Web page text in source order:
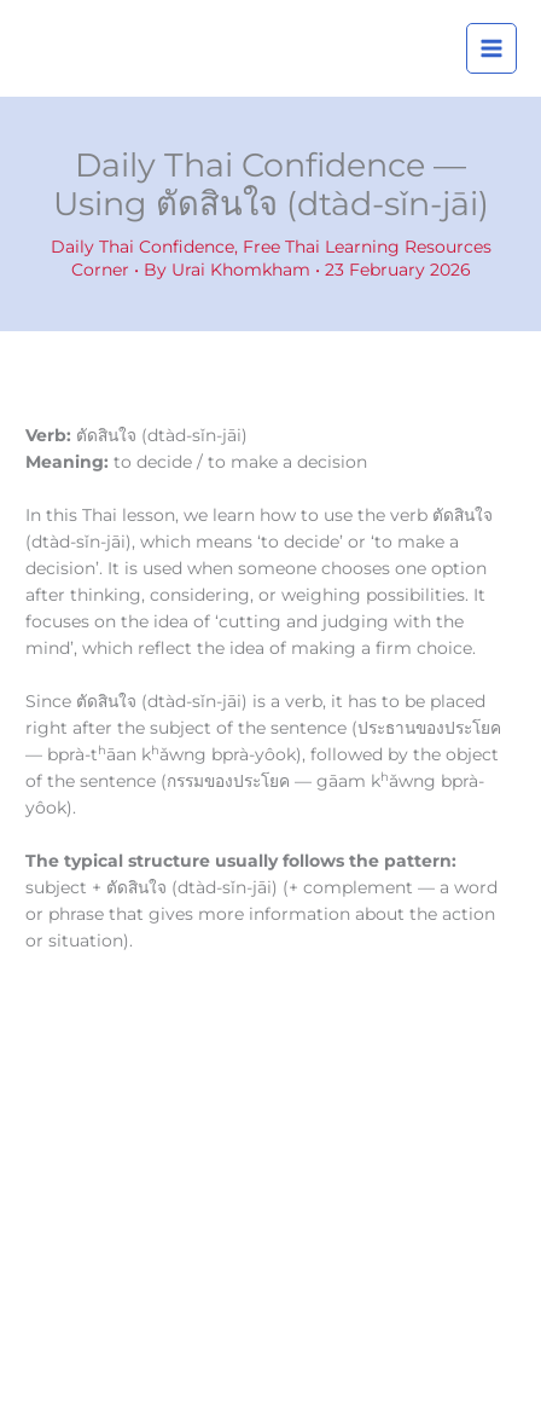
Daily Thai Confidence —
Using ตัดสินใจ (dtàd-sǐn-jāi)
Daily Thai Confidence, Free Thai Learning Resources
Corner • By Urai Khomkham • 23 February 2026
Verb: ตัดสินใจ (dtàd-sǐn-jāi)
Meaning: to decide / to make a decision
In this Thai lesson, we learn how to use the verb ตัดสินใจ
(dtàd-sǐn-jāi), which means ‘to decide’ or ‘to make a
decision’. It is used when someone chooses one option
after thinking, considering, or weighing possibilities. It
focuses on the idea of ‘cutting and judging with the
mind’, which reflect the idea of making a firm choice.
Since ตัดสินใจ (dtàd-sǐn-jāi) is a verb, it has to be placed
right after the subject of the sentence (ประธานของประโยค
— bprà-thāan khǎwng bprà-yôok), followed by the object
of the sentence (กรรมของประโยค — gāam khǎwng bprà-
yôok).
The typical structure usually follows the pattern:
subject + ตัดสินใจ (dtàd-sǐn-jāi) (+ complement — a word
or phrase that gives more information about the action
or situation).